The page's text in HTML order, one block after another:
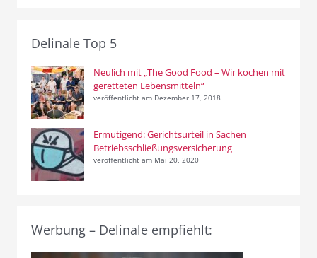
Delinale Top 5
Neulich mit „The Good Food – Wir kochen mit
geretteten Lebensmitteln“
veröffentlicht am Dezember 17, 2018
Ermutigend: Gerichtsurteil in Sachen
Betriebsschließungsversicherung
veröffentlicht am Mai 20, 2020
Werbung – Delinale empfiehlt: